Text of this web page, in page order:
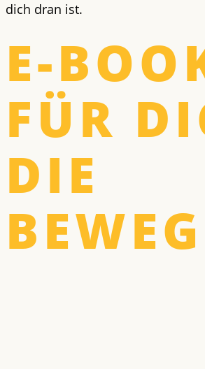
dich dran ist.
E-
FÜR
DIE